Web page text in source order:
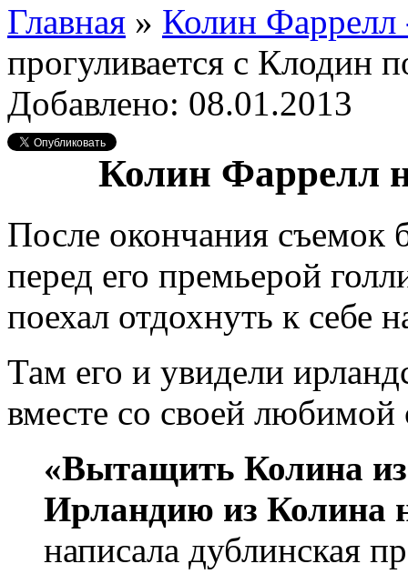
Главная » Колин Фаррелл
прогуливается с Клодин
Добавлено: 08.01.2013
Колин Фаррелл
После окончания съемок
перед его премьерой
поехал отдохнуть к себе
Там его и увидели
вместе со своей любимой
«Вытащить Колина
Ирландию из Колина
написала дублинская